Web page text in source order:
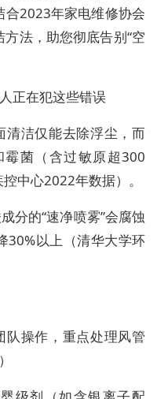
合2023年家电维修协会
法，助您彻底告别“空
正在犯这些错误
清洁仅能去除浮尘，而
菌（含过敏原超300
中心2022年数据）。
分的“速净喷雾”会腐蚀
30%以上（清华大学环
队操作，重点处理风管